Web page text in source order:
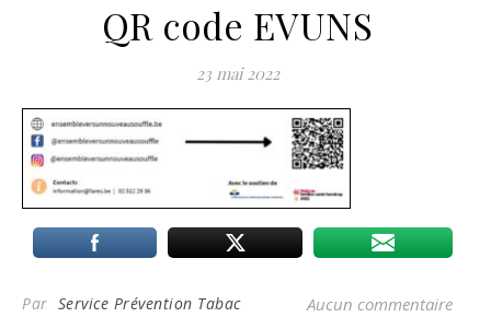
QR code EVUNS
23 mai 2022
Par Service Prévention Tabac Aucun commentaire